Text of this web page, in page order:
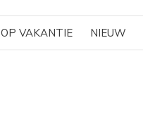
OP VAKANTIE NIEUW